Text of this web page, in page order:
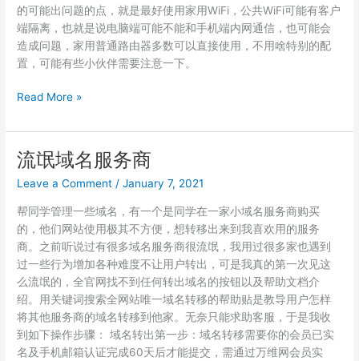
的可能出问题的点，就是最好使用家用WiFi，公共WiFi可能有客户
端隔离，也就是说电脑端可能不能和手机端内网通信，也可能会
造成问题，家用普通路由器多数可以直接使用，不用啥特别的配
置，可能有些小伙伴需要注意一下。
微
提
示：
连
接
败,
请
在
电
脑
上
重
试
Read More »
流氓域名服务商
Leave a Comment /January 7, 2021
帮同学管理一些域名，有一个是同学在一家小域名服务商购买
的，他们网站使用极其不方便，想转移出来到我喜欢用的服务
商。之前听说过有很多域名服务商很流氓，我用过很多家也遇到
过一些行为增加各种难度不让用户转出，可是我真的第一次见这
么流氓的，全官网找不到任何转出域名的按钮以及帮助文档介
绍。用关键词搜索全网站唯一域名转移的帮助贴是教导用户怎样
将其他服务商的域名转移到他家。无奈只能求助客服，于是我收
到如下操作步骤： 域名转出第一步：域名转移需要你的会员已实
名及手机邮箱认证完成60天后才能提交，需通过万维网会员实